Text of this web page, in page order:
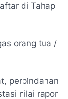
di Tahap
orang tua /
perpindahan
nilai rapor